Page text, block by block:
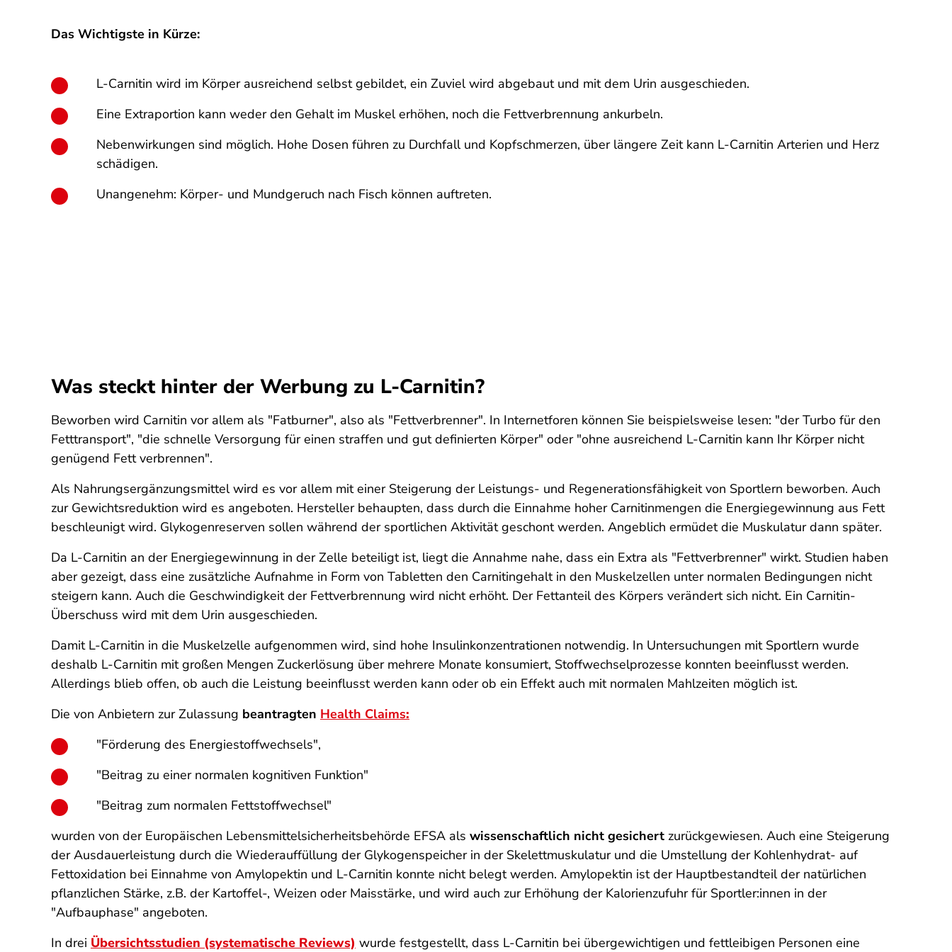
Das Wichtigste in Kürze:
L-Carnitin wird im Körper ausreichend selbst gebildet, ein Zuviel wird abgebaut und mit dem Urin ausgeschieden.
Eine Extraportion kann weder den Gehalt im Muskel erhöhen, noch die Fettverbrennung ankurbeln.
Nebenwirkungen sind möglich. Hohe Dosen führen zu Durchfall und Kopfschmerzen, über längere Zeit kann L-Carnitin Arterien und Herz
schädigen.
Unangenehm: Körper- und Mundgeruch nach Fisch können auftreten.
Was steckt hinter der Werbung zu L-Carnitin?
Beworben wird Carnitin vor allem als "Fatburner", also als "Fettverbrenner". In Internetforen können Sie beispielsweise lesen: "der Turbo für den
Fetttransport", "die schnelle Versorgung für einen straffen und gut definierten Körper" oder "ohne ausreichend L-Carnitin kann Ihr Körper nicht
genügend Fett verbrennen".
Als Nahrungsergänzungsmittel wird es vor allem mit einer Steigerung der Leistungs- und Regenerationsfähigkeit von Sportlern beworben. Auch
zur Gewichtsreduktion wird es angeboten. Hersteller behaupten, dass durch die Einnahme hoher Carnitinmengen die Energiegewinnung aus Fett
beschleunigt wird. Glykogenreserven sollen während der sportlichen Aktivität geschont werden. Angeblich ermüdet die Muskulatur dann später.
Da L-Carnitin an der Energiegewinnung in der Zelle beteiligt ist, liegt die Annahme nahe, dass ein Extra als "Fettverbrenner" wirkt. Studien haben
aber gezeigt, dass eine zusätzliche Aufnahme in Form von Tabletten den Carnitingehalt in den Muskelzellen unter normalen Bedingungen nicht
steigern kann. Auch die Geschwindigkeit der Fettverbrennung wird nicht erhöht. Der Fettanteil des Körpers verändert sich nicht. Ein Carnitin-
Überschuss wird mit dem Urin ausgeschieden.
Damit L-Carnitin in die Muskelzelle aufgenommen wird, sind hohe Insulinkonzentrationen notwendig. In Untersuchungen mit Sportlern wurde
deshalb L-Carnitin mit großen Mengen Zuckerlösung über mehrere Monate konsumiert, Stoffwechselprozesse konnten beeinflusst werden.
Allerdings blieb offen, ob auch die Leistung beeinflusst werden kann oder ob ein Effekt auch mit normalen Mahlzeiten möglich ist.
Die von Anbietern zur Zulassung beantragten Health Claims:
"Förderung des Energiestoffwechsels",
"Beitrag zu einer normalen kognitiven Funktion"
"Beitrag zum normalen Fettstoffwechsel"
wurden von der Europäischen Lebensmittelsicherheitsbehörde EFSA als wissenschaftlich nicht gesichert zurückgewiesen. Auch eine Steigerung
der Ausdauerleistung durch die Wiederauffüllung der Glykogenspeicher in der Skelettmuskulatur und die Umstellung der Kohlenhydrat- auf
Fettoxidation bei Einnahme von Amylopektin und L-Carnitin konnte nicht belegt werden. Amylopektin ist der Hauptbestandteil der natürlichen
pflanzlichen Stärke, z.B. der Kartoffel-, Weizen oder Maisstärke, und wird auch zur Erhöhung der Kalorienzufuhr für Sportler:innen in der
"Aufbauphase" angeboten.
In drei Übersichtsstudien (systematische Reviews) wurde festgestellt, dass L-Carnitin bei übergewichtigen und fettleibigen Personen eine